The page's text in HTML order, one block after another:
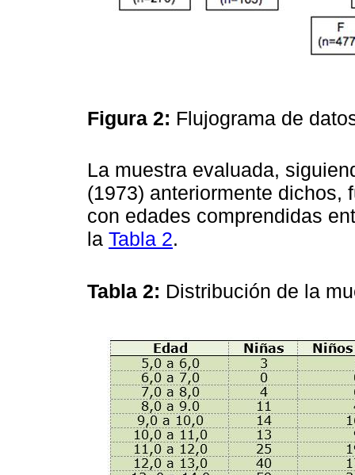
Figura 2: Flujograma de
La muestra evaluada,
(1973) anteriormente dichos,
con edades comprendidas
la Tabla 2.
Tabla 2: Distribución de la